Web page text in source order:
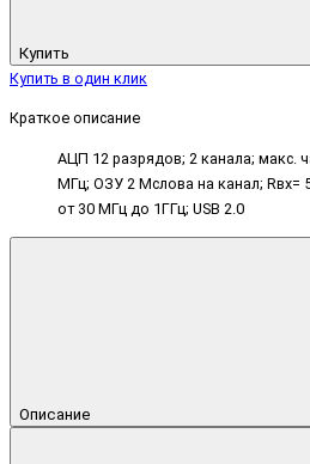
Купить
Купить в один клик
Краткое описание
АЦП 12 разрядов; 2 канала; макс.
МГц; ОЗУ 2 Мслова на канал; Rвх=
от 30 МГц до 1ГГц; USB 2.0
Описание